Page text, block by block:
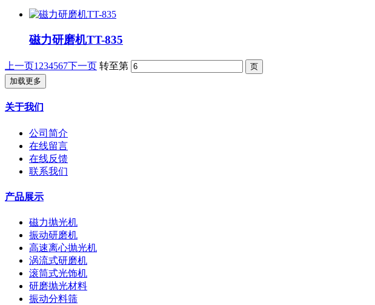
磁力研磨机TT-835
上一页1 234567下一页 转至第
加载更多
关于我们
公司简介
在线留言
在线反馈
联系我们
产品展示
磁力抛光机
振动研磨机
高速离心抛光机
涡流式研磨机
滚筒式光饰机
研磨抛光材料
振动分料筛